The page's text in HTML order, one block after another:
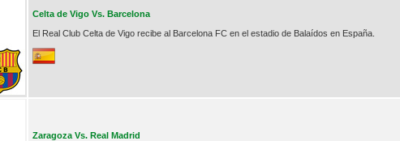
Celta de Vigo Vs. Barcelona
El Real Club Celta de Vigo recibe al Barcelona FC en el estadio de Balaídos en España.
Zaragoza Vs. Real Madrid